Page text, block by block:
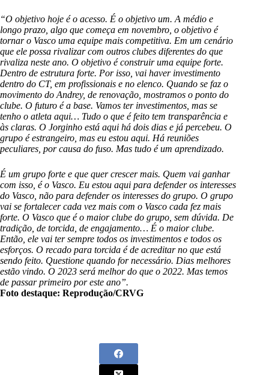
“O objetivo hoje é o acesso. É o objetivo um. A médio e
longo prazo, algo que começa em novembro, o objetivo é
tornar o Vasco uma equipe mais competitiva. Em um cenário
que ele possa rivalizar com outros clubes diferentes do que
rivaliza neste ano. O objetivo é construir uma equipe forte.
Dentro de estrutura forte. Por isso, vai haver investimento
dentro do CT, em profissionais e no elenco. Quando se faz o
movimento do Andrey, de renovação, mostramos o ponto do
clube. O futuro é a base. Vamos ter investimentos, mas se
tenho o atleta aqui… Tudo o que é feito tem transparência e
às claras. O Jorginho está aqui há dois dias e já percebeu. O
grupo é estrangeiro, mas eu estou aqui. Há reuniões
peculiares, por causa do fuso. Mas tudo é um aprendizado.
É um grupo forte e que quer crescer mais. Quem vai ganhar
com isso, é o Vasco. Eu estou aqui para defender os interesses
do Vasco, não para defender os interesses do grupo. O grupo
vai se fortalecer cada vez mais com o Vasco cada fez mais
forte. O Vasco que é o maior clube do grupo, sem dúvida. De
tradição, de torcida, de engajamento… É o maior clube.
Então, ele vai ter sempre todos os investimentos e todos os
esforços. O recado para torcida é de acreditar no que está
sendo feito. Questione quando for necessário. Dias melhores
estão vindo. O 2023 será melhor do que o 2022. Mas temos
de passar primeiro por este ano”.
Foto destaque: Reprodução/CRVG